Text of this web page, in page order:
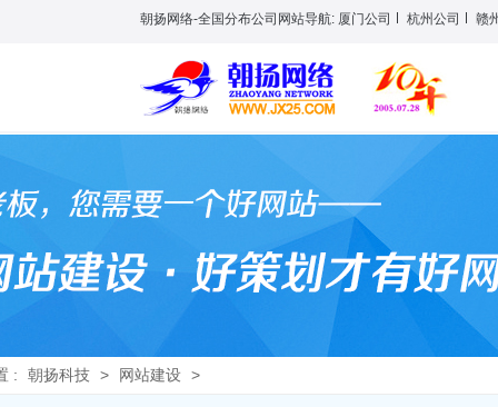
朝扬网络-全国分布公司网站导航: 厦门公司 杭州公司 赣
: 朝扬科技 > 网站建设 >